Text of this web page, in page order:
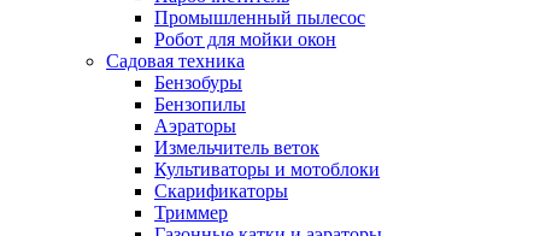
Промышленный пылесос
Робот для мойки окон
Садовая техника
Бензобуры
Бензопилы
Аэраторы
Измельчитель веток
Культиваторы и мотоблоки
Скарификаторы
Триммер